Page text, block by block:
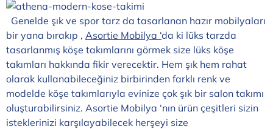
Genelde şık ve spor tarz da tasarlanan hazır mobilyaları
bir yana bırakıp , Asortie Mobilya ‘da ki lüks tarzda
tasarlanmış köşe takımlarını görmek size lüks köşe
takımları hakkında fikir verecektir. Hem şık hem rahat
olarak kullanabileceğiniz birbirinden farklı renk ve
modelde köşe takımlarıyla evinize çok şık bir salon takımı
oluşturabilirsiniz. Asortie Mobilya ‘nın ürün çeşitleri sizin
isteklerinizi karşılayabilecek herşeyi size